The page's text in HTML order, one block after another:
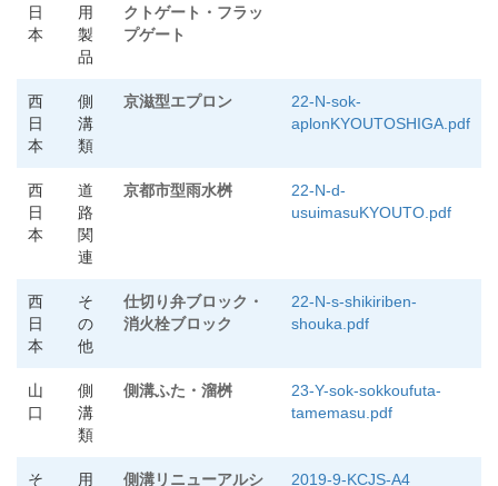
日
本
用
製
品
クトゲート・フラッ
プゲート
西
日
本
側
溝
類
京滋型エプロン
22-N-sok-
aplonKYOUTOSHIGA.pdf
西
日
本
道
路
関
連
京都市型雨水桝
22-N-d-
usuimasuKYOUTO.pdf
西
日
本
そ
の
他
仕切り弁ブロック・
消火栓ブロック
22-N-s-shikiriben-
shouka.pdf
山
口
側
溝
類
側溝ふた・溜桝
23-Y-sok-sokkoufuta-
tamemasu.pdf
そ 用 側溝リニューアルシ 2019-9-KCJS-A4